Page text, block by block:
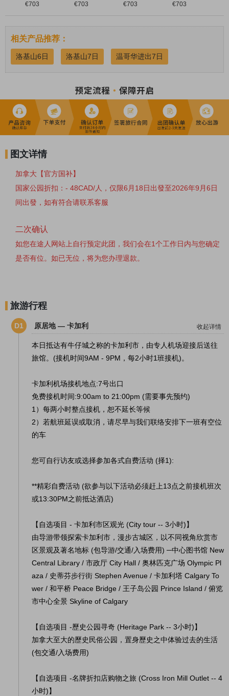
€703
€703
€703
€703
相关产品推荐：
洛基山6日 洛基山7日 温哥华进出7日
图文详情
加拿大【官方国补】
国家公园折扣：- 48CAD/人，仅限6月18日出發至2026年9月6日
间出發，如有符合请联系客服
二次确认
如您在途人网站上自行预定此团，我们会在1个工作日内与您确定
是否有位。如已无位，将为您办理退款。
旅游行程
D1 原居地 — 卡加利 收起详情
本日抵达有牛仔城之称的卡加利市，由专人机场迎接后送往
旅馆。(接机时间9AM - 9PM，每2小时1班接机)。
卡加利机场接机地点:7号出口
免费接机时间:9:00am to 21:00pm (需要事先预约)
1）每两小时整点接机，恕不延长等候
2）若航班延误或取消，请尽早与我们联络安排下一班有空位
的车
您可自行访友或选择参加各式自费活动 (择1):
**精彩自费活动 (欲参与以下活动必须赶上13点之前接机班次
或13:30PM之前抵达酒店)
【自选项目 - 卡加利市区观光 (City tour -- 3小时)】
由导游带领探索卡加利市，漫步古城区，以不同视角欣赏市
区景观及著名地标 (包导游/交通/入场费用) ─中心图书馆 New
Central Library / 市政厅 City Hall / 奥林匹克广场 Olympic Pl
aza / 史蒂芬步行街 Stephen Avenue / 卡加利塔 Calgary To
wer / 和平桥 Peace Bridge / 王子岛公园 Prince Island / 俯览
市中心全景 Skyline of Calgary
【自选项目 -歷史公园寻奇 (Heritage Park -- 3小时)】
加拿大至大的歷史民俗公园，置身歷史之中体验过去的生活
(包交通/入场费用)
【自选项目 -名牌折扣店购物之旅 (Cross Iron Mill Outlet -- 4
小时)】